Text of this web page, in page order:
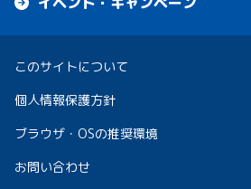
このサイトについて
個人情報保護方針
ブラウザ・OSの推奨環境
お問い合わせ